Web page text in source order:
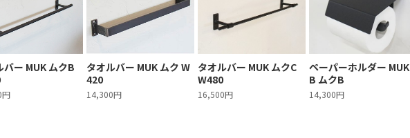
バー MUK ムクB
タオルバー MUK ムク W
420
14,300円
タオルバー MUK ムクC
W480
16,500円
ペーパーホルダー MUK
B ムクB
14,300円